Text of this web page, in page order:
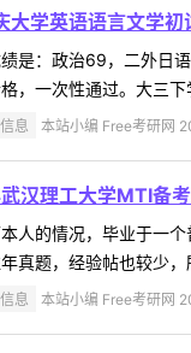
大学英语语言文学
是：政治69，二外日
，一次性通过。大三
息 本站小编 Free考研网
汉理工大学MTI备考
人的情况，毕业于一
真题，经验帖也较少
息 本站小编 Free考研网